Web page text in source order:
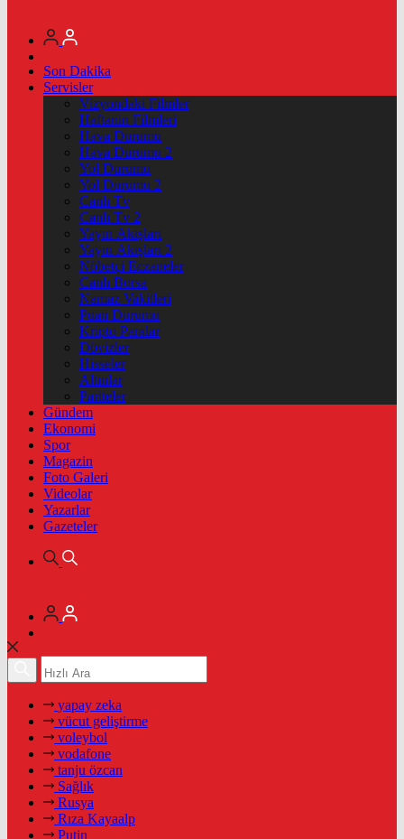
Son Dakika
Servisler
Vizyondaki Filmler
Haftanin Filmleri
Hava Durumu
Hava Durumu 2
Yol Durumu
Yol Durumu 2
Canlı Tv
Canlı Tv 2
Yayın Akışları
Yayın Akışları 2
Nöbetçi Eczaneler
Canlı Borsa
Namaz Vakitleri
Puan Durumu
Kripto Paralar
Dövizler
Hisseler
Altınlar
Pariteler
Gündem
Ekonomi
Spor
Magazin
Foto Galeri
Videolar
Yazarlar
Gazeteler
yapay zeka
vücut geliştirme
voleybol
vodafone
tanju özcan
Sağlık
Rusya
Rıza Kayaalp
Putin